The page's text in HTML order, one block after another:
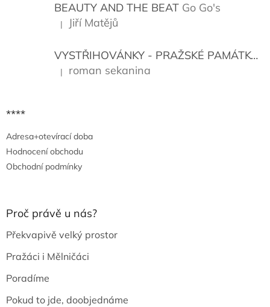
BEAUTY AND THE BEAT Go Go's
Hodnocení produktu je 5 z 5 hvězdiček.
| Jiří Matějů
VYSTŘIHOVÁNKY - PRAŽSKÉ PAMÁTKY
Hodnocení produktu je 5 z 5 hvězdiček.
| roman sekanina
****
Adresa+otevírací doba
Hodnocení obchodu
Obchodní podmínky
Proč právě u nás?
Překvapivě velký prostor
Pražáci i Mělničáci
Poradíme
Pokud to jde, doobjednáme